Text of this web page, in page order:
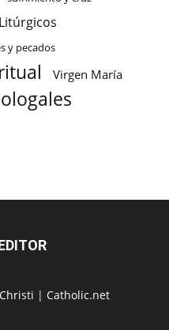
y pecados
Virgen María
| Catholic.net